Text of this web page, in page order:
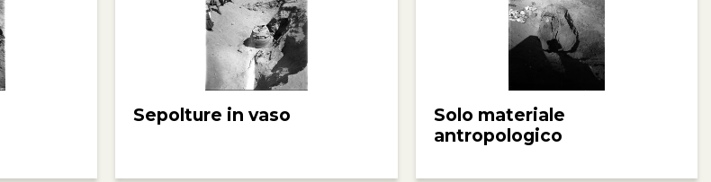
Sepolture in vaso
Solo materiale
antropologico